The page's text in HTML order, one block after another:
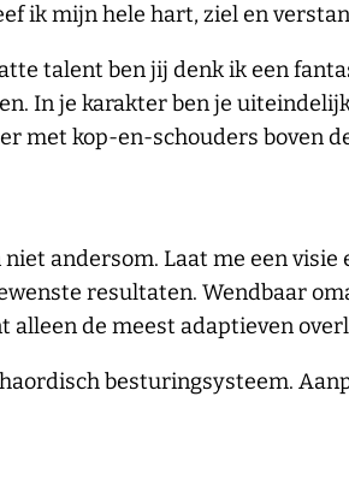
ik mijn hele hart, ziel en
talent ben jij denk ik een
In je karakter ben je
met kop-en-schouders boven
andersom. Laat me een
resultaten. Wendbaar
alleen de meest adaptieven
besturingsysteem.